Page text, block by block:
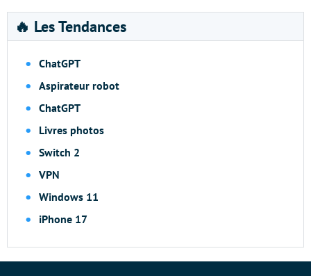
🔥 Les Tendances
ChatGPT
Aspirateur robot
ChatGPT
Livres photos
Switch 2
VPN
Windows 11
iPhone 17